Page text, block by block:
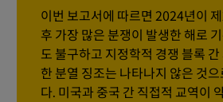
이번 보고서에 따르면 2024년이
후 가장 많은 분쟁이 발생한 해로
도 불구하고 지정학적 경쟁 블록
한 분열 징조는 나타나지 않은 것으
다. 미국과 중국 간 직접적 교역이